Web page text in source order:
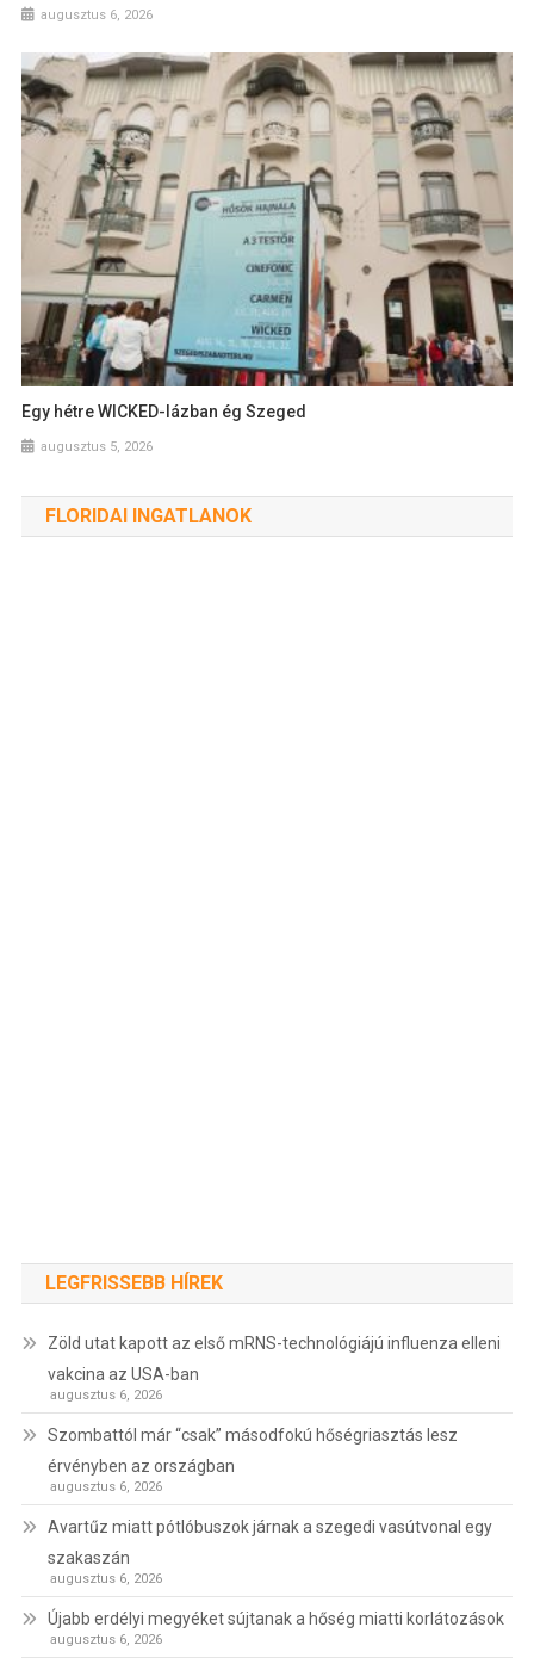
augusztus 6, 2026
Egy hétre WICKED-lázban ég Szeged
augusztus 5, 2026
FLORIDAI INGATLANOK
LEGFRISSEBB HÍREK
Zöld utat kapott az első mRNS-technológiájú influenza elleni
vakcina az USA-ban
augusztus 6, 2026
Szombattól már “csak” másodfokú hőségriasztás lesz
érvényben az országban
augusztus 6, 2026
Avartűz miatt pótlóbuszok járnak a szegedi vasútvonal egy
szakaszán
augusztus 6, 2026
Újabb erdélyi megyéket sújtanak a hőség miatti korlátozások
augusztus 6, 2026